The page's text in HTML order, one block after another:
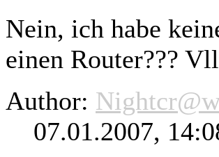
Nein, ich habe
einen Router???
Author:
07.01.2007,